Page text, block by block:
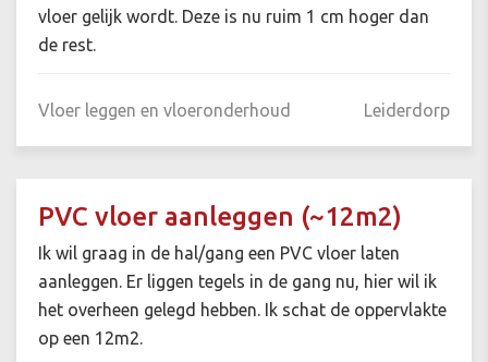
vloer gelijk wordt. Deze is nu ruim 1 cm hoger dan
de rest.
Vloer leggen en vloeronderhoud Leiderdorp
PVC vloer aanleggen (~12m2)
Ik wil graag in de hal/gang een PVC vloer laten
aanleggen. Er liggen tegels in de gang nu, hier wil ik
het overheen gelegd hebben. Ik schat de oppervlakte
op een 12m2.